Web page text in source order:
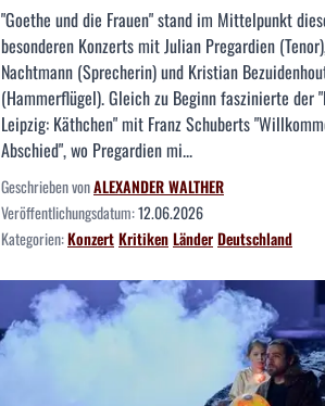
"Goethe und die Frauen" stand im Mittelpunkt
besonderen Konzerts mit Julian Pregardien
Nachtmann (Sprecherin) und Kristian
(Hammerflügel). Gleich zu Beginn faszinierte der
Leipzig: Käthchen" mit Franz Schuberts
Abschied", wo Pregardien mi...
Geschrieben vonALEXANDER WALTHER
Veröffentlichungsdatum:12.06.2026
Kategorien:KonzertKritikenLänderDeutschland